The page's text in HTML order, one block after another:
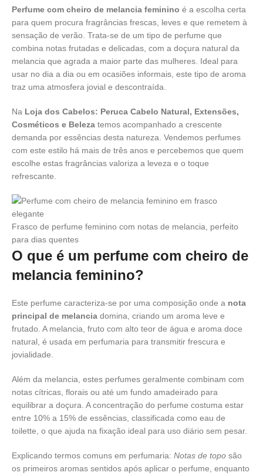
Perfume com cheiro de melancia feminino é a escolha certa
para quem procura fragrâncias frescas, leves e que remetem à
sensação de verão. Trata-se de um tipo de perfume que
combina notas frutadas e delicadas, com a doçura natural da
melancia que agrada a maior parte das mulheres. Ideal para
usar no dia a dia ou em ocasiões informais, este tipo de aroma
traz uma atmosfera jovial e descontraída.
Na Loja dos Cabelos: Peruca Cabelo Natural, Extensões,
Cosméticos e Beleza temos acompanhado a crescente
demanda por essências desta natureza. Vendemos perfumes
com este estilo há mais de três anos e percebemos que quem
escolhe estas fragrâncias valoriza a leveza e o toque
refrescante.
Frasco de perfume feminino com notas de melancia, perfeito
para dias quentes
O que é um perfume com cheiro de
melancia feminino?
Este perfume caracteriza-se por uma composição onde a nota
principal de melancia domina, criando um aroma leve e
frutado. A melancia, fruto com alto teor de água e aroma doce
natural, é usada em perfumaria para transmitir frescura e
jovialidade.
Além da melancia, estes perfumes geralmente combinam com
notas cítricas, florais ou até um fundo amadeirado para
equilibrar a doçura. A concentração do perfume costuma estar
entre 10% a 15% de essências, classificada como eau de
toilette, o que ajuda na fixação ideal para uso diário sem pesar.
Explicando termos comuns em perfumaria: Notas de topo são
os primeiros aromas sentidos após aplicar o perfume, enquanto